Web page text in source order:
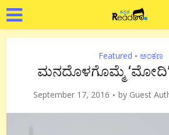
Featured • ಅಂಕಣ
ಮನದೊಳಗೊಮ್ಮೆ
September 17, 2016 by Guest